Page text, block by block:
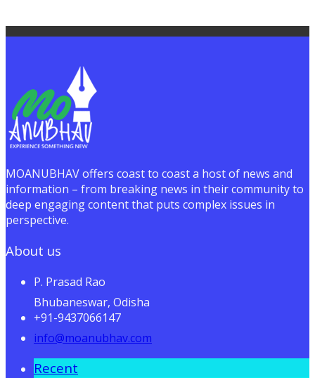
MOANUBHAV offers coast to coast a host of news and
information – from breaking news in their community to
deep engaging content that puts complex issues in
perspective.
About us
P. Prasad Rao
Bhubaneswar, Odisha
+91-9437066147
info@moanubhav.com
Recent